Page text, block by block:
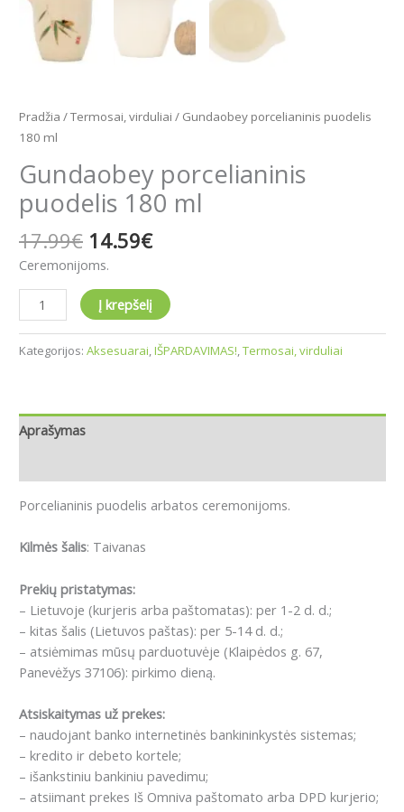
Pradžia /Termosai, virduliai / Gundaobey porcelianinis puodelis
180 ml
Gundaobey porcelianinis
puodelis 180 ml
17.99€ 14.59€
Ceremonijoms.
Į krepšelį
Kategorijos: Aksesuarai,IŠPARDAVIMAS!,Termosai, virduliai
Aprašymas
Porcelianinis puodelis arbatos ceremonijoms.
Kilmės šalis: Taivanas
Prekių pristatymas:
– Lietuvoje (kurjeris arba paštomatas): per 1-2 d. d.;
– kitas šalis (Lietuvos paštas): per 5-14 d. d.;
– atsiėmimas mūsų parduotuvėje (Klaipėdos g. 67,
Panevėžys 37106): pirkimo dieną.
Atsiskaitymas už prekes:
– naudojant banko internetinės bankininkystės sistemas;
– kredito ir debeto kortele;
– išankstiniu bankiniu pavedimu;
– atsiimant prekes Iš Omniva paštomato arba DPD kurjerio;